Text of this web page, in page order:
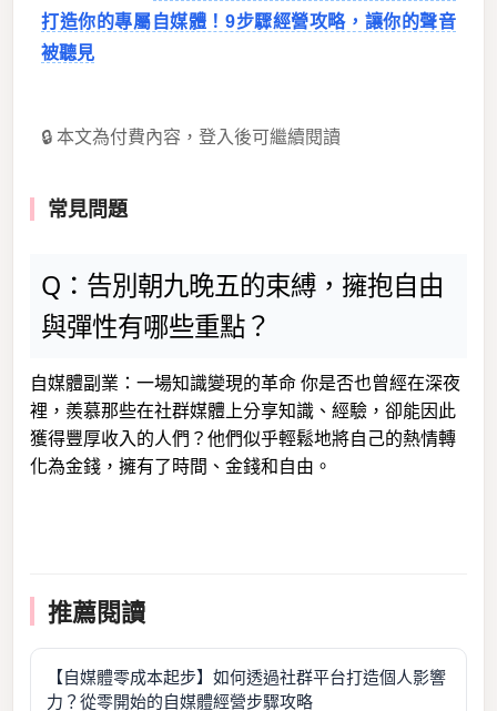
打造你的專屬自媒體！9步驟經營攻略，讓你的聲音
被聽見
🔒 本文為付費內容，登入後可繼續閱讀
常見問題
Q：告別朝九晚五的束縛，擁抱自由
與彈性有哪些重點？
自媒體副業：一場知識變現的革命 你是否也曾經在深夜
裡，羨慕那些在社群媒體上分享知識、經驗，卻能因此
獲得豐厚收入的人們？他們似乎輕鬆地將自己的熱情轉
化為金錢，擁有了時間、金錢和自由。
推薦閱讀
【自媒體零成本起步】如何透過社群平台打造個人影響
力？從零開始的自媒體經營步驟攻略